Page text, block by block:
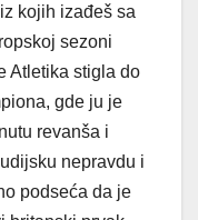
kojih izađeš sa
sezoni
Atletika stigla do
gde ju je
revanša i
nepravdu i
podseća da je